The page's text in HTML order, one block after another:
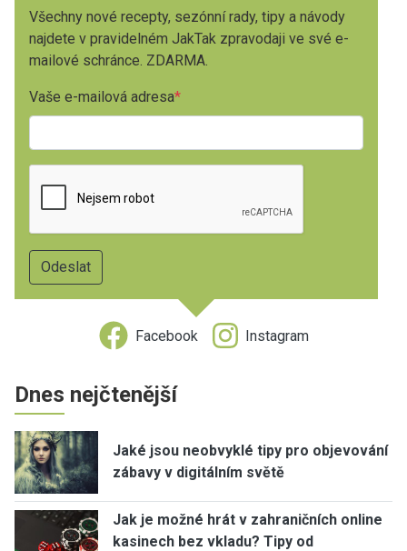
Všechny nové recepty, sezónní rady, tipy a návody
najdete v pravidelném JakTak zpravodaji ve své e-
mailové schránce. ZDARMA.
Vaše e-mailová adresa
Facebook Instagram
Dnes nejčtenější
Jaké jsou neobvyklé tipy pro objevování
zábavy v digitálním světě
Jak je možné hrát v zahraničních online
kasinech bez vkladu? Tipy od